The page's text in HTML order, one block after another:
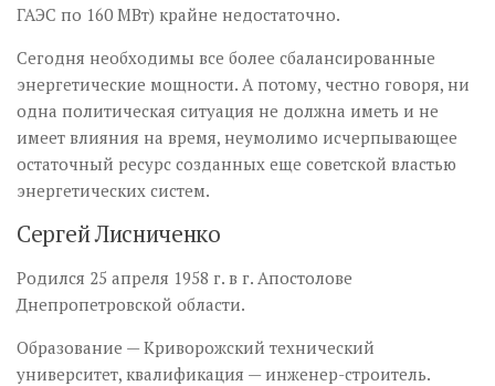
ГАЭС по 160 МВт) крайне недостаточно.
Сегодня необходимы все более сбалансированные
энергетические мощности. А потому, честно говоря, ни
одна политическая ситуация не должна иметь и не
имеет влияния на время, неумолимо исчерпывающее
остаточный ресурс созданных еще советской властью
энергетических систем.
Сергей Лисниченко
Родился 25 апреля 1958 г. в г. Апостолове
Днепропетровской области.
Образование — Криворожский технический
университет, квалификация — инженер-строитель.